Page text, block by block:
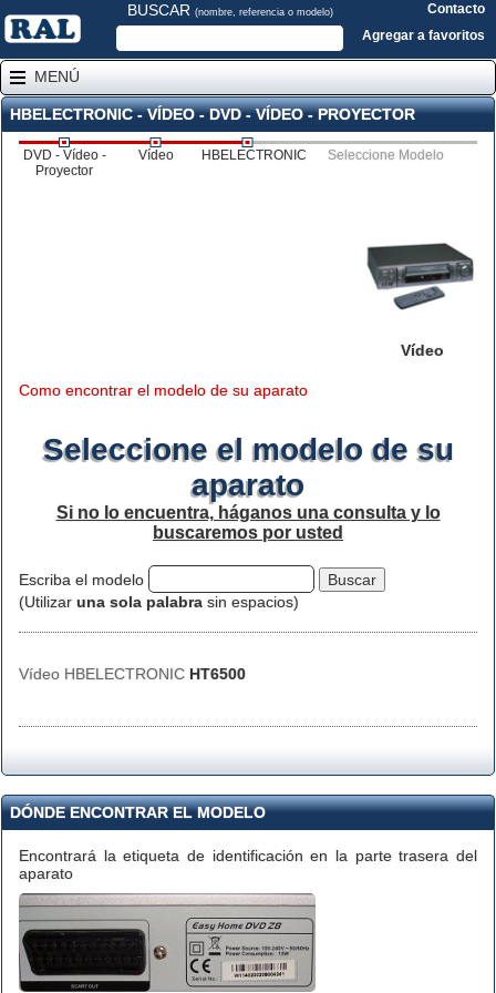
BUSCAR (nombre, referencia o modelo)
Contacto
Agregar a favoritos
MENÚ
HBELECTRONIC - VÍDEO - DVD - VÍDEO - PROYECTOR
DVD - Vídeo -
Proyector
Vídeo HBELECTRONIC Seleccione Modelo
Vídeo
Como encontrar el modelo de su aparato
Seleccione el modelo de su
aparato
Si no lo encuentra, háganos una consulta y lo
buscaremos por usted
Escriba el modelo
(Utilizar una sola palabra sin espacios)
Vídeo HBELECTRONIC HT6500
DÓNDE ENCONTRAR EL MODELO
Encontrará la etiqueta de identificación en la parte trasera del
aparato